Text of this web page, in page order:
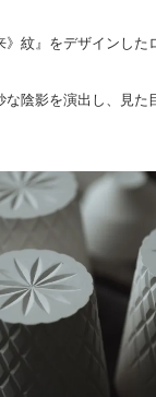
紋』をデザインした
な陰影を演出し、見た